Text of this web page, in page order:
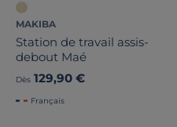
MAKIBA
Station de travail assis-
debout Maé
Dès 129,90 €
Français